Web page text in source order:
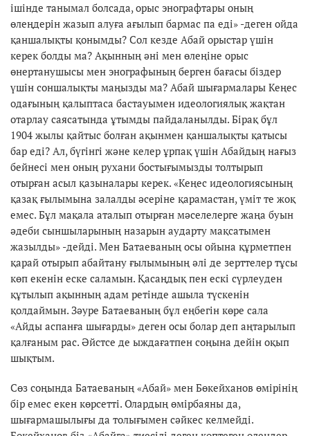
ішінде танымал болсада, орыс энографтары оның
өлеңдерін жазып алуға ағылып бармас па еді» -деген ойда
қаншалықты қонымды? Сол кезде Абай орыстар үшін
керек болды ма? Ақынның әні мен өлеңіне орыс
өнертанушысы мен энографының берген бағасы біздер
үшін соншалықты маңызды ма? Абай шығармалары Кеңес
одағының қалыптаса бастауымен идеологиялық жақтан
отарлау саясатында ұтымды пайдаланылды. Бірақ бұл
1904 жылы қайтыс болған ақынмен қаншалықты қатысы
бар еді? Ал, бүгінгі және келер ұрпақ үшін Абайдың нағыз
бейнесі мен оның рухани бостығымызды толтырып
отырған асыл қазыналары керек. «Кеңес идеологиясының
қазақ ғылымына залалды әсеріне қарамастан, үміт те жоқ
емес. Бұл мақала аталып отырған мәселелерге жаңа буын
әдеби сыншыларының назарын аударту мақсатымен
жазылды» -дейді. Мен Батаеваның осы ойына құрметпен
қарай отырып абайтану ғылымының әлі де зерттелер тұсы
көп екенін еске саламын. Қасаңдық пен ескі сүрлеуден
құтылып ақынның адам ретінде ашыла түскенін
қолдаймын. Зәуре Батаеваның бұл еңбегін көре сала
«Айды аспанға шығарды» деген осы болар деп аңтарылып
қалғаным рас. Әйстсе де ыждағатпен соңына дейін оқып
шықтым.
Сөз соңында Батаеваның «Абай» мен Бөкейханов өмірінің
бір емес екен көрсетті. Олардың өмірбаяны да,
шығармашылығы да толығымен сәйкес келмейді.